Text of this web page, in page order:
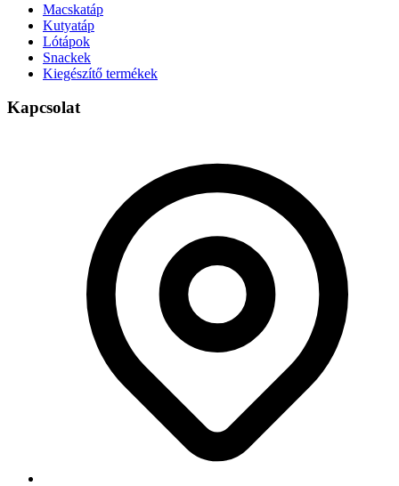
Macskatáp
Kutyatáp
Lótápok
Snackek
Kiegészítő termékek
Kapcsolat